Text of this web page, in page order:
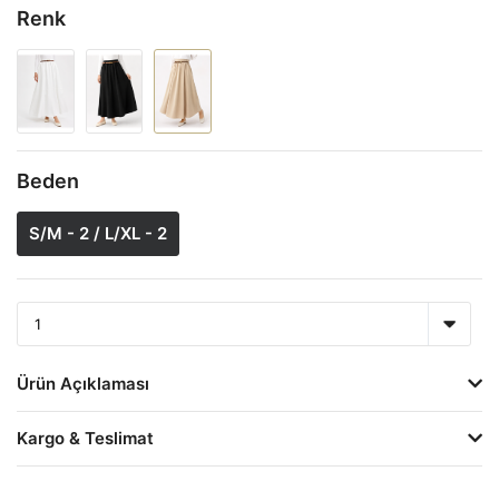
Renk
Beden
S/M - 2 / L/XL - 2
Ürün Açıklaması
Kargo & Teslimat